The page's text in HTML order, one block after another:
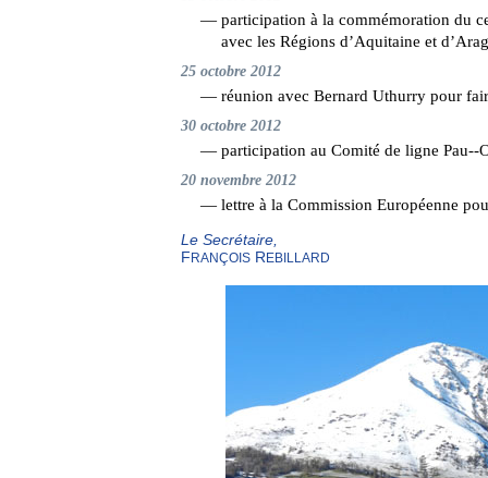
— participation à la commémoration du
avec les Régions d’Aquitaine et
25 octobre 2012
— réunion avec Bernard Uthurry pour
30 octobre 2012
— participation au Comité de ligne Pau--
20 novembre 2012
— lettre à la Commission Européenne
Le Secrétaire,
F RANÇOISREBILLARD